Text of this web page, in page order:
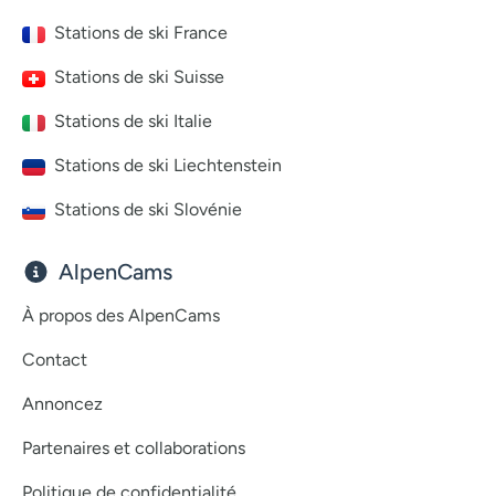
Stations de ski France
Stations de ski Suisse
Stations de ski Italie
Stations de ski Liechtenstein
Stations de ski Slovénie
AlpenCams
À propos des AlpenCams
Contact
Annoncez
Partenaires et collaborations